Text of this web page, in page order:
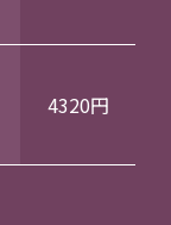
4320円